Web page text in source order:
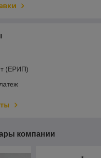
(ЕРИП)
компании